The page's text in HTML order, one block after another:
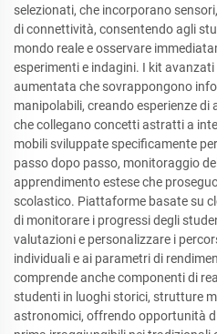
selezionati, che incorporano
di connettività, consentendo agli
mondo reale e osservare
esperimenti e indagini. I kit
aumentata che sovrappongono
manipolabili, creando esperienze
che collegano concetti astratti a
mobili sviluppate specificamente
passo dopo passo, monitoraggio
apprendimento estese che
scolastico. Piattaforme basate su
di monitorare i progressi degli
valutazioni e personalizzare i
individuali e ai parametri di
comprende anche componenti di
studenti in luoghi storici, strutture
astronomici, offrendo opportunità